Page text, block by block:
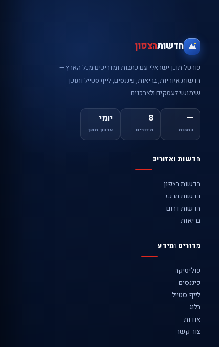
חדשותהצפון
פורטל תוכן ישראלי עם כתבות ומדריכים מכל הארץ —
חדשות אזוריות, בריאות, פיננסים, לייף סטייל ותוכן
שימושי לעסקים ולצרכנים.
—
כתבות
8
מדורים
יומי
עדכון תוכן
חדשות ואזורים
חדשות בצפון
חדשות מרכז
חדשות דרום
בריאות
מדורים ומידע
פוליטיקה
פיננסים
לייף סטייל
בלוג
אודות
צור קשר